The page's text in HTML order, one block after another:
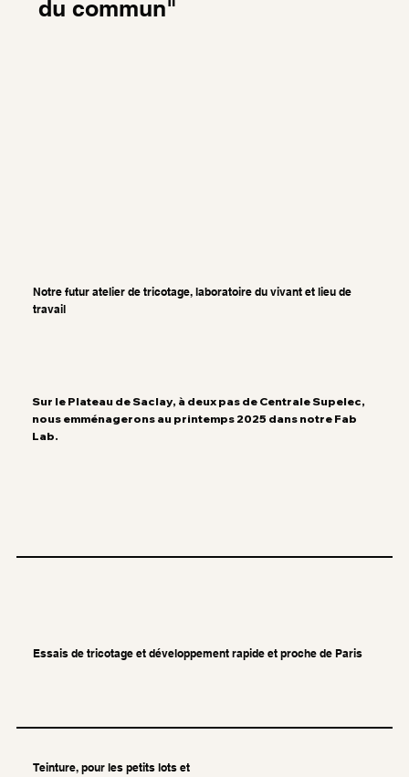
Notre futur atelier de tricotage, laboratoire du vivant et lieu de
travail
Sur le Plateau de Saclay, à deux pas de Centrale Supelec,
nous emménagerons au printemps 2025 dans notre Fab
Lab.
du commun"
Essais de tricotage et développement rapide et proche de Paris
Teinture, pour les petits lots et